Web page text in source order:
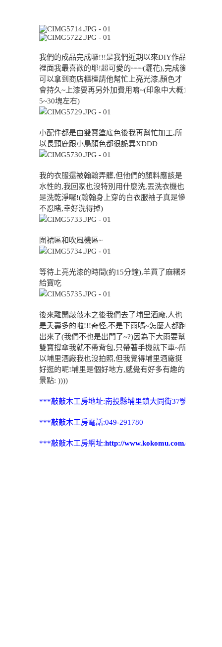
我們的成品完成囉!!!是我們近期以來DIY作品
裡面我最喜歡的耶!超可愛的~~~(灑花),完成後
可以拿到商店櫃檯請他幫忙上亮光漆,顏色才
會持久~上漆要再另外加費用唷~(印象中大概1
5~30塊左右)
小配件都是由雙寶塗底色後我再幫忙加工,所
以長頸鹿跟小鳥顏色都很詭異XDDD
我的衣服還被翰翰弄髒,但他們的顏料應該是
水性的,我回家也沒特別用什麼洗,丟洗衣機也
是洗乾淨囉!(翰翰身上穿的白衣服袖子真是慘
不忍睹,幸好洗得掉)
圍裙區和吹風機區~
等待上亮光漆的時間(約15分鐘),羊買了麻糬來
給寶吃
後來離開敲敲木之後我們去了埔里酒廠,人也
是夭壽多的啦!!!奇怪,不是下雨嗎~怎麼人都跑
出來了(我們不也是出門了~?)因為下大雨要幫
雙寶撐傘我就不帶背包,只帶著手機就下車~所
以埔里酒廠我也沒拍照,但我覺得埔里酒廠挺
好逛的呢!埔里是個好地方,感覺有好多有趣的
景點: ))))
***敲敲木工房地址:南投縣埔里鎮大同街37號
***敲敲木工房電話:049-291780
***敲敲木工房網址:http://www.kokomu.com/